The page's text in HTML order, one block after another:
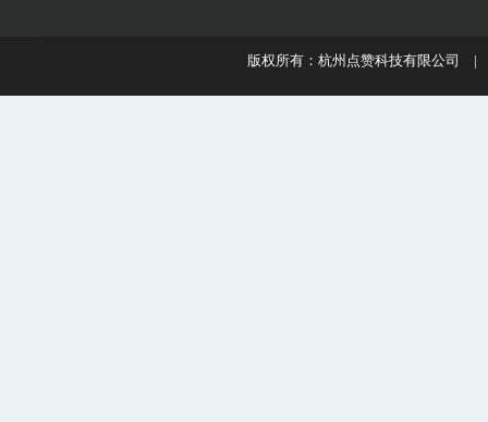
版权所有：杭州点赞科技有限公司